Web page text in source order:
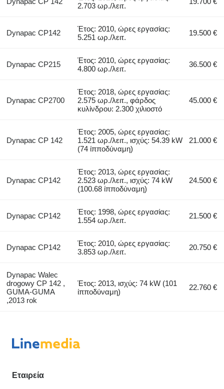
2.703 ωρ./λειτ.
Dynapac CP142
Έτος: 2010, ώρες εργασίας:
5.251 ωρ./λειτ.
19.500 €
Dynapac CP215
Έτος: 2010, ώρες εργασίας:
4.800 ωρ./λειτ.
36.500 €
Dynapac CP2700
Έτος: 2018, ώρες εργασίας:
2.575 ωρ./λειτ., φάρδος
κυλίνδρου: 2.300 χιλιοστό
45.000 €
Dynapac CP 142
Έτος: 2005, ώρες εργασίας:
1.521 ωρ./λειτ., ισχύς: 54.39 kW
(74 ίπποδύναμη)
21.000 €
Dynapac CP142
Έτος: 2013, ώρες εργασίας:
2.523 ωρ./λειτ., ισχύς: 74 kW
(100.68 ίπποδύναμη)
24.500 €
Dynapac CP142
Έτος: 1998, ώρες εργασίας:
1.554 ωρ./λειτ.
21.500 €
Dynapac CP142
Έτος: 2010, ώρες εργασίας:
3.853 ωρ./λειτ.
20.750 €
Dynapac Walec
drogowy CP 142 ,
GUMA-GUMA
,2013 rok
Έτος: 2013, ισχύς: 74 kW (101
ίπποδύναμη)
22.760 €
Εταιρεία